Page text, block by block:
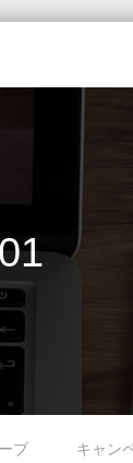
ブ キャン